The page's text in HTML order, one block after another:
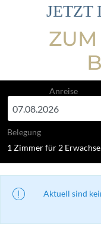
JETZT
ZUM
Anreise
Belegung
1 Zimmerfür 2 Erwachsene
Aktuell sind